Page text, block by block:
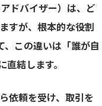
ドバイザー）は、ど
すが、根本的な役割
、この違いは「誰が自
結します。
依頼を受け、取引を